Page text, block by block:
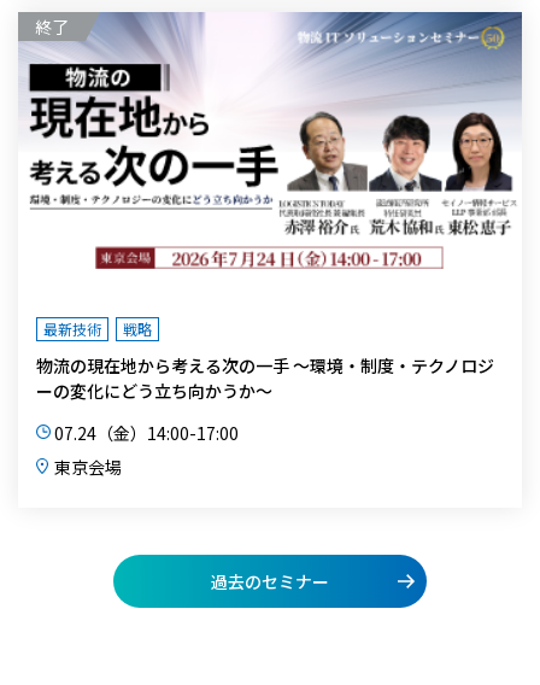
最新技術 戦略
物流の現在地から考える次の一手 ～環境・制度・テクノロジ
ーの変化にどう立ち向かうか～
07.24（金）14:00-17:00
東京会場
過去のセミナー